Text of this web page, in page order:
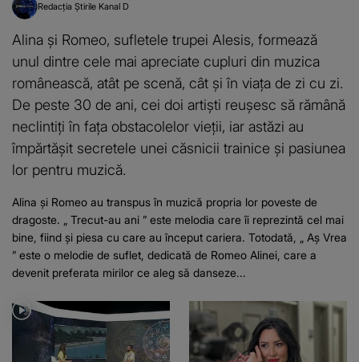
Redacția Știrile Kanal D
Alina și Romeo, sufletele trupei Alesis, formează
unul dintre cele mai apreciate cupluri din muzica
românească, atât pe scenă, cât și în viața de zi cu zi.
De peste 30 de ani, cei doi artiști reușesc să rămână
neclintiți în fața obstacolelor vieții, iar astăzi au
împărtășit secretele unei căsnicii trainice și pasiunea
lor pentru muzică.
Alina și Romeo au transpus în muzică propria lor poveste de
dragoste. „ Trecut-au ani ” este melodia care îi reprezintă cel mai
bine, fiind și piesa cu care au început cariera. Totodată, „ Aș Vrea
” este o melodie de suflet, dedicată de Romeo Alinei, care a
devenit preferata mirilor ce aleg să danseze...